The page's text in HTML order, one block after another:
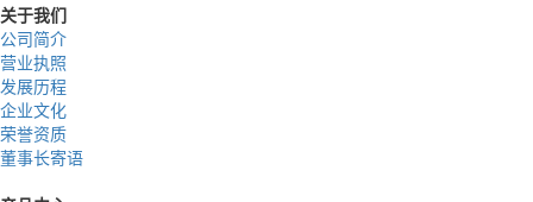
关于我们
公司简介
营业执照
发展历程
企业文化
荣誉资质
董事长寄语